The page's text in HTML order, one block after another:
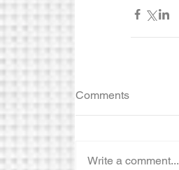
Comments
Write a comment...